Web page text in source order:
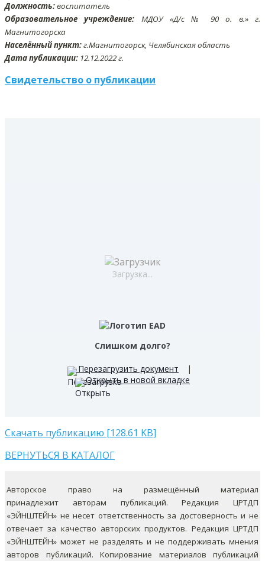
Должность:воспитатель
Образовательное учреждение: МДОУ «Д/с № 90 о. в.» г.
Магнитогорска
Населённый пункт:г.Магнитогорск, Челябинская область
Дата публикации: 12.12.2022 г.
Свидетельство о публикации
Загрузка...
Слишком долго?
Перезагрузить документ
|
Открыть в новой вкладке
Скачать публикацию [128.61 KB]
ВЕРНУТЬСЯ В КАТАЛОГ
Авторское право на размещённый материал
принадлежит авторам публикаций. Редакция ЦРТДП
«ЭЙНШТЕЙН» не несет ответственность за достоверность и не
отвечает за качество авторских продуктов. Редакция ЦРТДП
«ЭЙНШТЕЙН» может не разделять и не поддерживать мнения
авторов публикаций. Копирование материалов публикаций